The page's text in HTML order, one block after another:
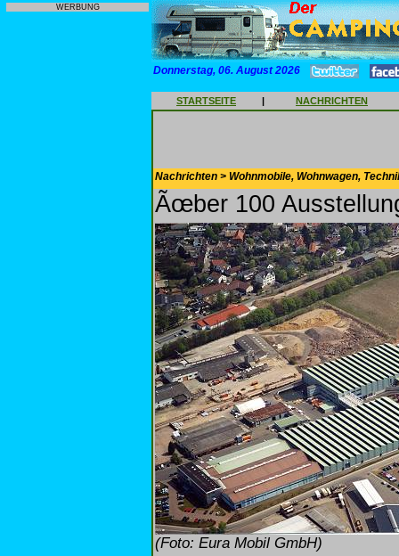
WERBUNG
Donnerstag, 06. August 2026
STARTSEITE | NACHRICHTEN
Nachrichten > Wohnmobile, Wohnwagen,
Ãœber 100
(Foto: Eura Mobil GmbH)